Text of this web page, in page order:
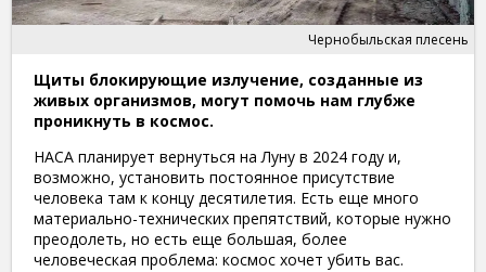
Чернобыльская плесень
Щиты блокирующие излучение, созданные из
живых организмов, могут помочь нам глубже
проникнуть в космос.
НАСА планирует вернуться на Луну в 2024 году и,
возможно, установить постоянное присутствие
человека там к концу десятилетия. Есть еще много
материально-технических препятствий, которые нужно
преодолеть, но есть еще большая, более
человеческая проблема: космос хочет убить вас.